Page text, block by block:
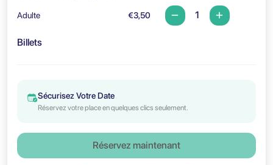
Adulte €3,50
Billets
Sécurisez Votre Date
Réservez votre place en quelques clics seulement.
Réservez maintenant